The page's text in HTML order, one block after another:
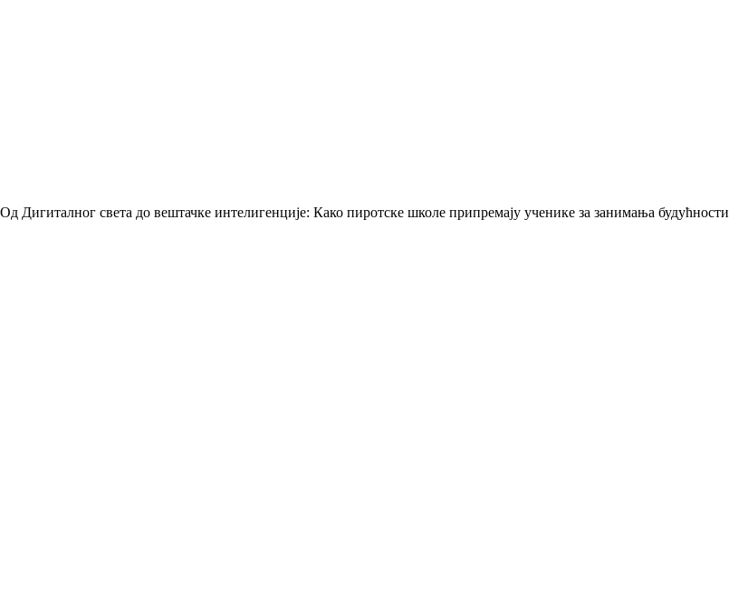
Од Дигиталног света до вештачке интелигенције: Како пиротске школе припремају ученике за занимања будућности